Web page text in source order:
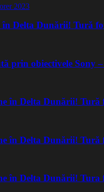
în Delta Dunării! Tură
prin obiectivele Sony
în Delta Dunării!
în Delta Dunării!
în Delta Dunării!